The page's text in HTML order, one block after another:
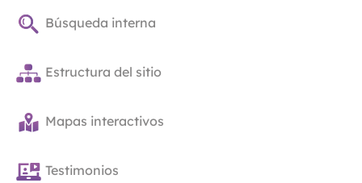
Búsqueda interna
Estructura del sitio
Mapas interactivos
Testimonios